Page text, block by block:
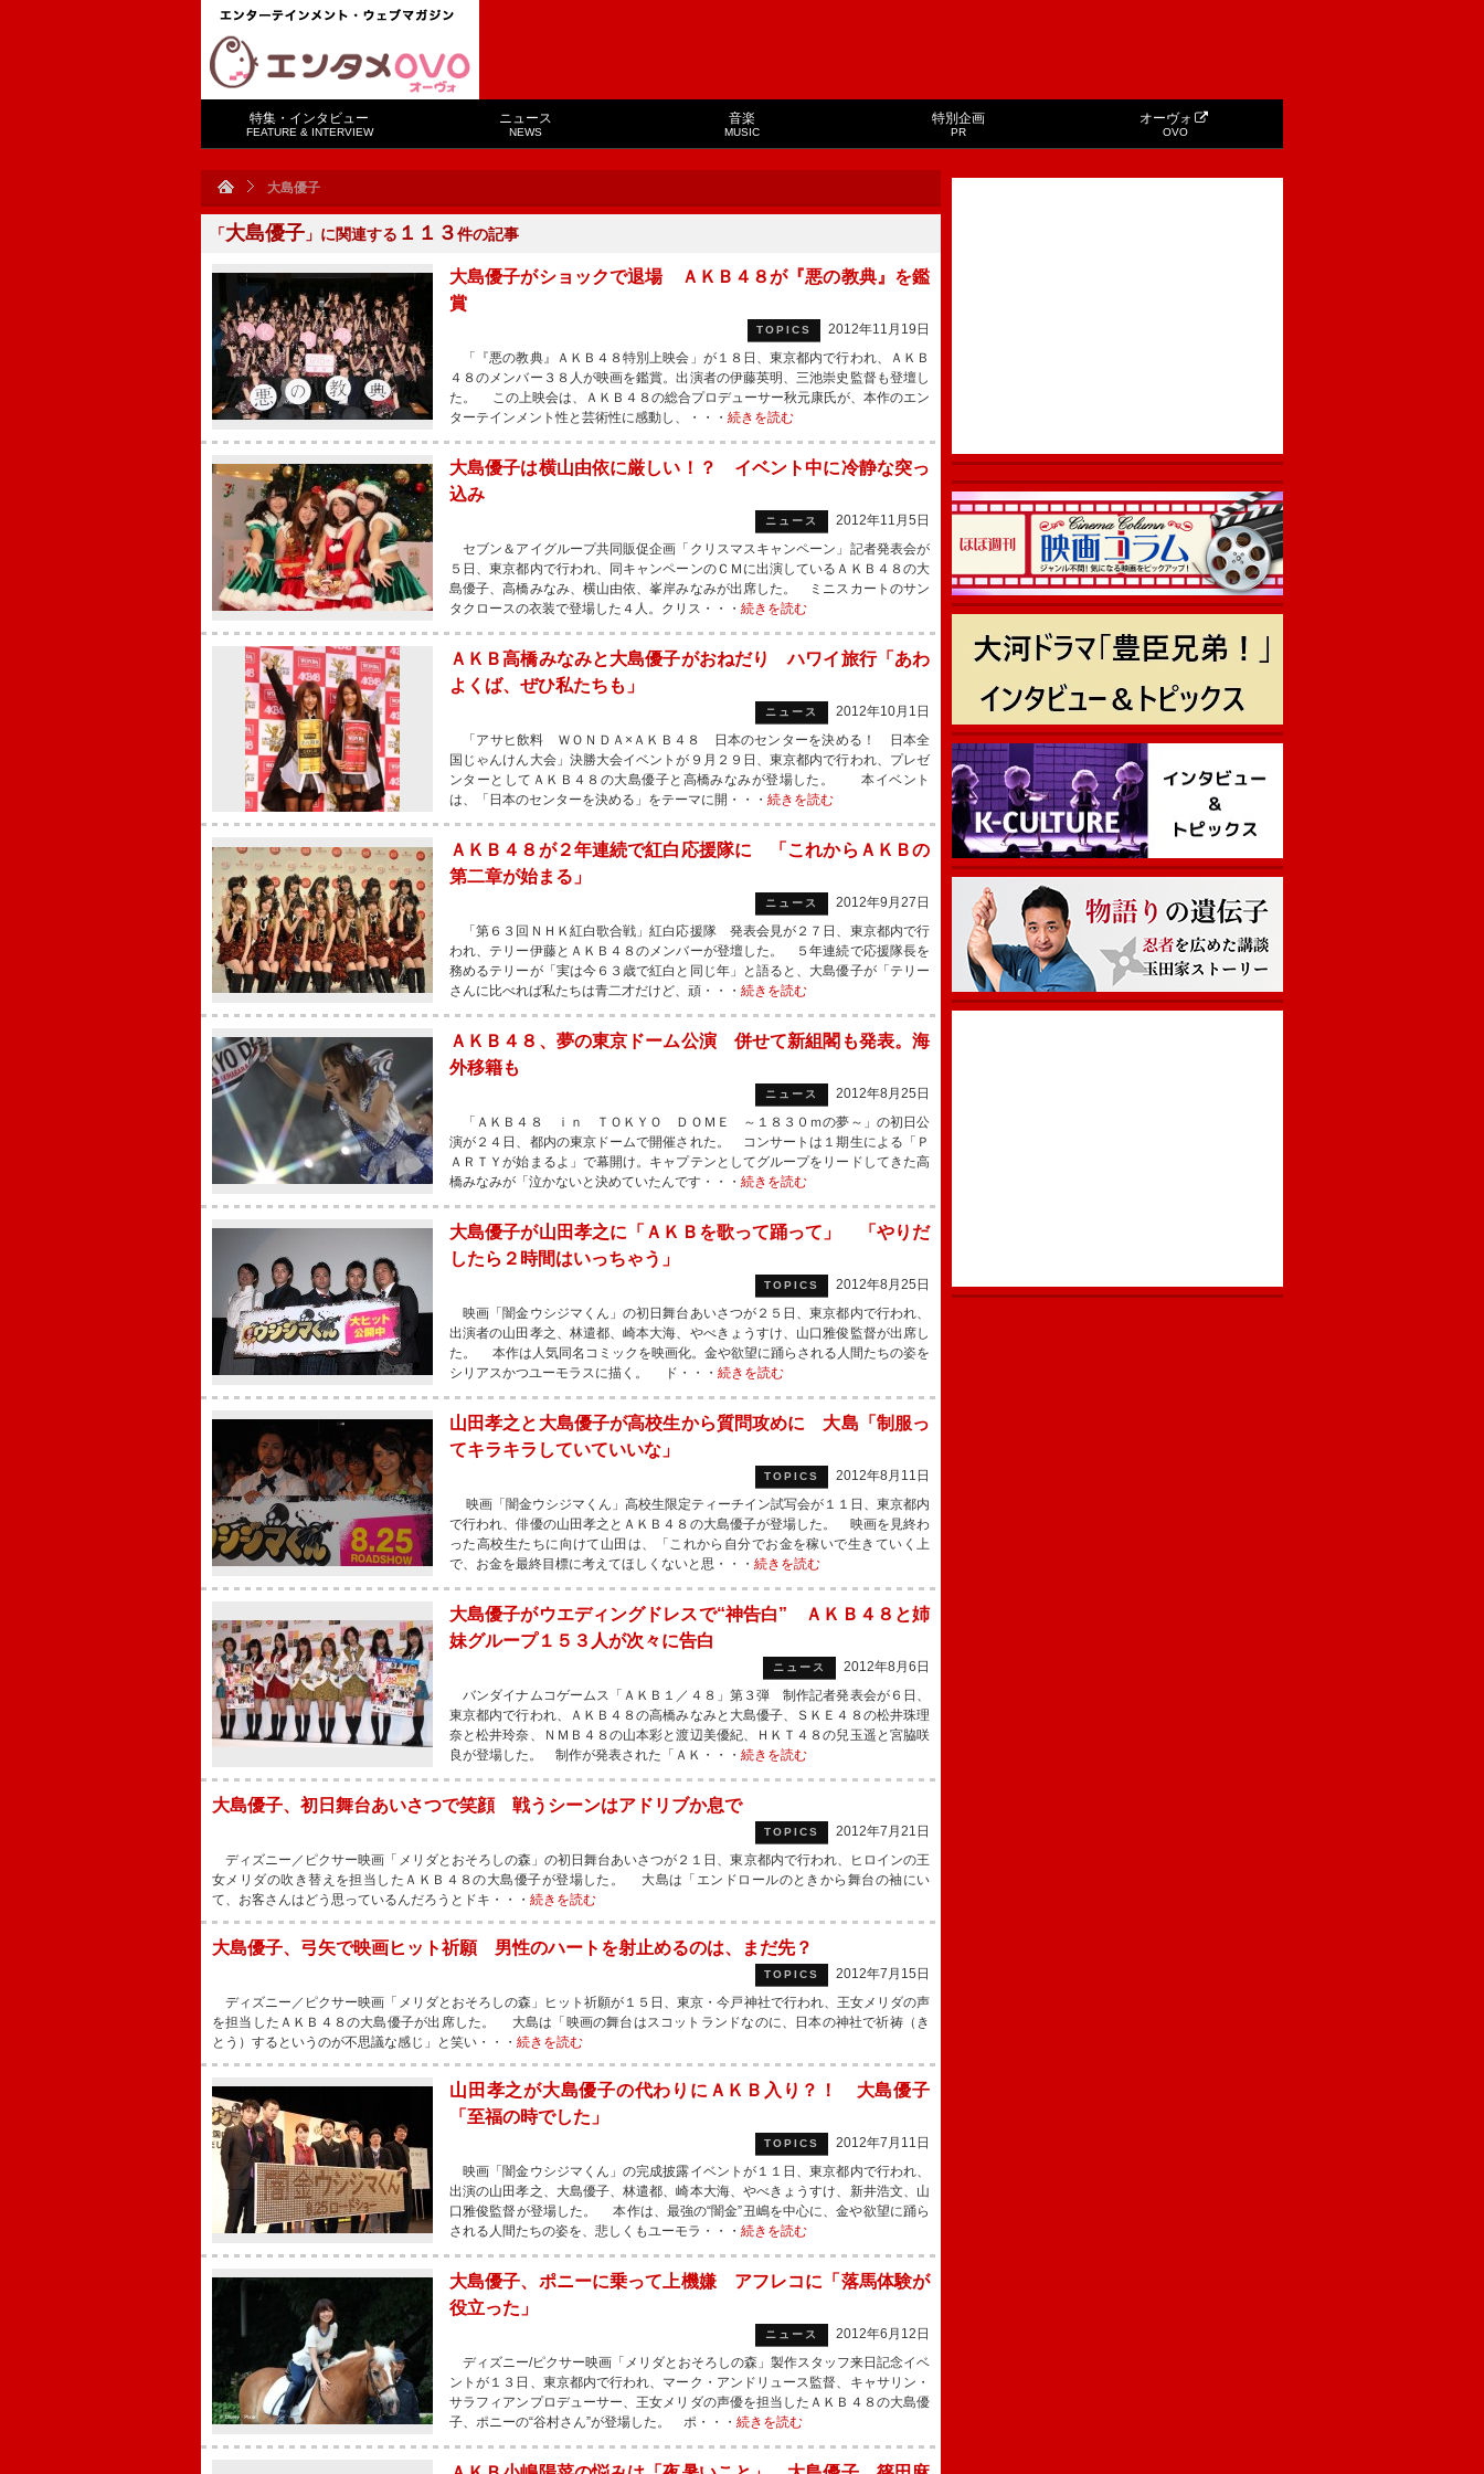
特集・インタビュー
FEATURE & INTERVIEW
ニュース
NEWS
音楽
MUSIC
特別企画
PR
オーヴォ
OVO
大島優子
「大島優子 」に関連する １１３件の記事
大島優子がショックで退場 ＡＫＢ４８が『悪の教典』を鑑
賞
TOPICS
2012年11月19日
「『悪の教典』ＡＫＢ４８特別上映会」が１８日、東京都内で行われ、ＡＫＢ
４８のメンバー３８人が映画を鑑賞。出演者の伊藤英明、三池崇史監督も登壇し
た。 この上映会は、ＡＫＢ４８の総合プロデューサー秋元康氏が、本作のエン
ターテインメント性と芸術性に感動し、・・・ 続きを読む
大島優子は横山由依に厳しい！？ イベント中に冷静な突っ
込み
ニュース
2012年11月5日
セブン＆アイグループ共同販促企画「クリスマスキャンペーン」記者発表会が
５日、東京都内で行われ、同キャンペーンのＣＭに出演しているＡＫＢ４８の大
島優子、高橋みなみ、横山由依、峯岸みなみが出席した。 ミニスカートのサン
タクロースの衣装で登場した４人。クリス・・・ 続きを読む
ＡＫＢ高橋みなみと大島優子がおねだり ハワイ旅行「あわ
よくば、ぜひ私たちも」
ニュース
2012年10月1日
「アサヒ飲料 ＷＯＮＤＡ×ＡＫＢ４８ 日本のセンターを決める！ 日本全
国じゃんけん大会」決勝大会イベントが９月２９日、東京都内で行われ、プレゼ
ンターとしてＡＫＢ４８の大島優子と高橋みなみが登場した。 本イベント
は、「日本のセンターを決める」をテーマに開・・・ 続きを読む
ＡＫＢ４８が２年連続で紅白応援隊に 「これからＡＫＢの
第二章が始まる」
ニュース
2012年9月27日
「第６３回ＮＨＫ紅白歌合戦」紅白応援隊 発表会見が２７日、東京都内で行
われ、テリー伊藤とＡＫＢ４８のメンバーが登壇した。 ５年連続で応援隊長を
務めるテリーが「実は今６３歳で紅白と同じ年」と語ると、大島優子が「テリー
さんに比べれば私たちは青二才だけど、頑・・・ 続きを読む
ＡＫＢ４８、夢の東京ドーム公演 併せて新組閣も発表。海
外移籍も
ニュース
2012年8月25日
「ＡＫＢ４８ ｉｎ ＴＯＫＹＯ ＤＯＭＥ ～１８３０ｍの夢～」の初日公
演が２４日、都内の東京ドームで開催された。 コンサートは１期生による「Ｐ
ＡＲＴＹが始まるよ」で幕開け。キャプテンとしてグループをリードしてきた高
橋みなみが「泣かないと決めていたんです・・・ 続きを読む
大島優子が山田孝之に「ＡＫＢを歌って踊って」 「やりだ
したら２時間はいっちゃう」
TOPICS
2012年8月25日
映画「闇金ウシジマくん」の初日舞台あいさつが２５日、東京都内で行われ、
出演者の山田孝之、林遣都、崎本大海、やべきょうすけ、山口雅俊監督が出席し
た。 本作は人気同名コミックを映画化。金や欲望に踊らされる人間たちの姿を
シリアスかつユーモラスに描く。 ド・・・ 続きを読む
山田孝之と大島優子が高校生から質問攻めに 大島「制服っ
てキラキラしていていいな」
TOPICS
2012年8月11日
映画「闇金ウシジマくん」高校生限定ティーチイン試写会が１１日、東京都内
で行われ、俳優の山田孝之とＡＫＢ４８の大島優子が登場した。 映画を見終わ
った高校生たちに向けて山田は、「これから自分でお金を稼いで生きていく上
で、お金を最終目標に考えてほしくないと思・・・ 続きを読む
大島優子がウエディングドレスで“神告白” ＡＫＢ４８と姉
妹グループ１５３人が次々に告白
ニュース
2012年8月6日
バンダイナムコゲームス「ＡＫＢ１／４８」第３弾 制作記者発表会が６日、
東京都内で行われ、ＡＫＢ４８の高橋みなみと大島優子、ＳＫＥ４８の松井珠理
奈と松井玲奈、ＮＭＢ４８の山本彩と渡辺美優紀、ＨＫＴ４８の兒玉遥と宮脇咲
良が登場した。 制作が発表された「ＡＫ・・・ 続きを読む
大島優子、初日舞台あいさつで笑顔 戦うシーンはアドリブか息で
TOPICS
2012年7月21日
ディズニー／ピクサー映画「メリダとおそろしの森」の初日舞台あいさつが２１日、東京都内で行われ、ヒロインの王
女メリダの吹き替えを担当したＡＫＢ４８の大島優子が登場した。 大島は「エンドロールのときから舞台の袖にい
て、お客さんはどう思っているんだろうとドキ・・・ 続きを読む
大島優子、弓矢で映画ヒット祈願 男性のハートを射止めるのは、まだ先？
TOPICS
2012年7月15日
ディズニー／ピクサー映画「メリダとおそろしの森」ヒット祈願が１５日、東京・今戸神社で行われ、王女メリダの声
を担当したＡＫＢ４８の大島優子が出席した。 大島は「映画の舞台はスコットランドなのに、日本の神社で祈祷（き
とう）するというのが不思議な感じ」と笑い・・・ 続きを読む
山田孝之が大島優子の代わりにＡＫＢ入り？！ 大島優子
「至福の時でした」
TOPICS
2012年7月11日
映画「闇金ウシジマくん」の完成披露イベントが１１日、東京都内で行われ、
出演の山田孝之、大島優子、林遣都、崎本大海、やべきょうすけ、新井浩文、山
口雅俊監督が登場した。 本作は、最強の“闇金”丑嶋を中心に、金や欲望に踊ら
される人間たちの姿を、悲しくもユーモラ・・・ 続きを読む
大島優子、ポニーに乗って上機嫌 アフレコに「落馬体験が
役立った」
ニュース
2012年6月12日
ディズニー/ピクサー映画「メリダとおそろしの森」製作スタッフ来日記念イベ
ントが１３日、東京都内で行われ、マーク・アンドリュース監督、キャサリン・
サラフィアンプロデューサー、王女メリダの声優を担当したＡＫＢ４８の大島優
子、ポニーの“谷村さん”が登場した。 ポ・・・ 続きを読む